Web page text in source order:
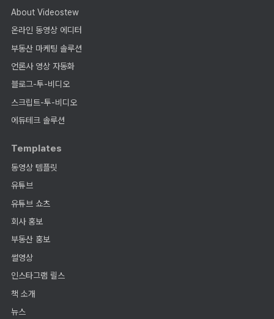
About Videostew
온라인 동영상 에디터
부동산 마케팅 솔루션
언론사 영상 자동화
블로그-투-비디오
스크립트-투-비디오
에듀테크 솔루션
Templates
동영상 템플릿
유튜브
유튜브 쇼츠
회사 홍보
부동산 홍보
썰영상
인스타그램 릴스
책 소개
뉴스